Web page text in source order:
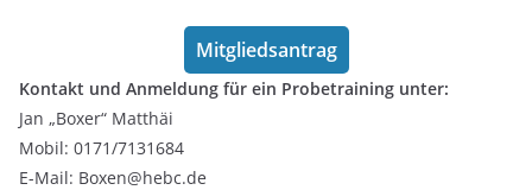
Mitgliedsantrag
Kontakt und Anmeldung für ein Probetraining unter:
Jan „Boxer“ Matthäi
Mobil: 0171/7131684
E-Mail: Boxen@hebc.de